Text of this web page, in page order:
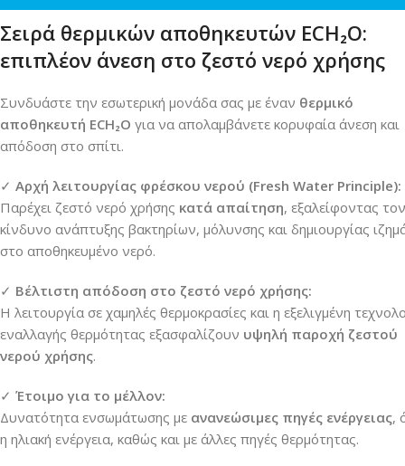
Σειρά θερμικών αποθηκευτών ECH₂O:
επιπλέον άνεση στο ζεστό νερό χρήσης
Συνδυάστε την εσωτερική μονάδα σας με έναν θερμικό
αποθηκευτή ECH₂O για να απολαμβάνετε κορυφαία άνεση και
απόδοση στο σπίτι.
✓ Αρχή λειτουργίας φρέσκου νερού (Fresh Water Principle):
Παρέχει ζεστό νερό χρήσης κατά απαίτηση, εξαλείφοντας τον
κίνδυνο ανάπτυξης βακτηρίων, μόλυνσης και δημιουργίας
στο αποθηκευμένο νερό.
✓ Βέλτιστη απόδοση στο ζεστό νερό χρήσης:
Η λειτουργία σε χαμηλές θερμοκρασίες και η εξελιγμένη
εναλλαγής θερμότητας εξασφαλίζουν υψηλή παροχή ζεστού
νερού χρήσης.
✓ Έτοιμο για το μέλλον:
Δυνατότητα ενσωμάτωσης με ανανεώσιμες πηγές ενέργειας,
η ηλιακή ενέργεια, καθώς και με άλλες πηγές θερμότητας.